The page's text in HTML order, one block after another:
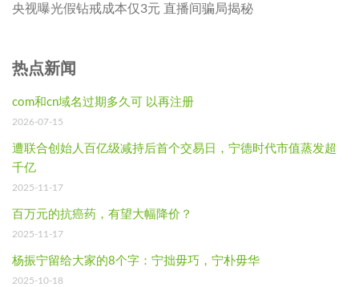
央视曝光假钻戒成本仅3元 直播间骗局揭秘
热点新闻
com和cn域名过期多久可 以再注册
2026-07-15
遭联合创始人百亿级减持后首个交易日，宁德时代市值蒸发超
千亿
2025-11-17
百万元的抗癌药，有望大幅降价？
2025-11-17
杨振宁留给大家的8个字：宁拙毋巧，宁朴毋华
2025-10-18